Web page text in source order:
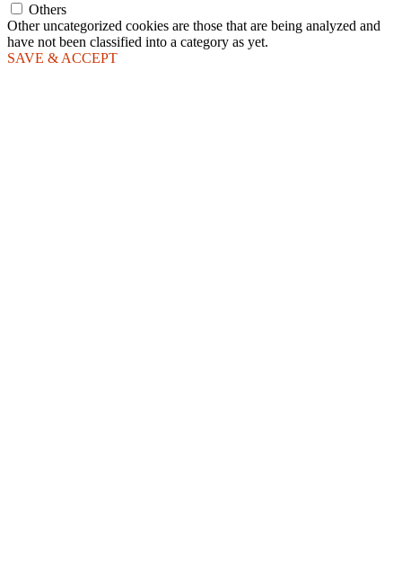
Others
Other uncategorized cookies are those that are being analyzed and
have not been classified into a category as yet.
SAVE & ACCEPT